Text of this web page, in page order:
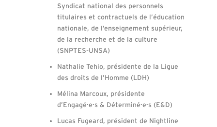
Syndicat national des personnels
titulaires et contractuels de l’éducation
nationale, de l’enseignement supérieur,
de la recherche et de la culture
(SNPTES-UNSA)
Nathalie Tehio, présidente de la Ligue
des droits de l’Homme (LDH)
Mélina Marcoux, présidente
d’Engagé·e·s & Déterminé·e·s (E&D)
Lucas Fugeard, président de Nightline